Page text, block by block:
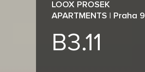
LOOX PROSEK
APARTMENTS | Praha 9
B3.11